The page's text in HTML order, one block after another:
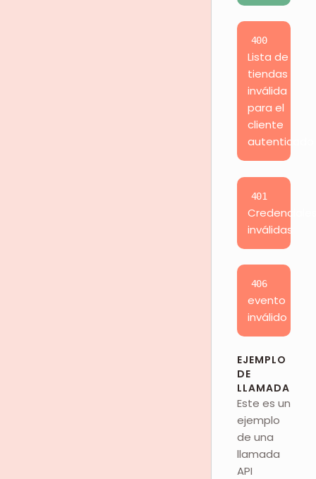
400
Lista de
tiendas
inválida
para el
cliente
autenticado
401
inválidas
406
evento
inválido
EJEMPLO
DE
LLAMADA
Este es un
ejemplo
de una
llamada
API